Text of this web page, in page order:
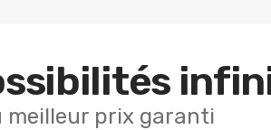
meilleur prix garanti